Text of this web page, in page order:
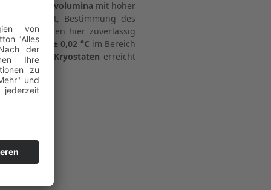
Badvoluminamit hoher
Bestimmung des
können hier zuverlässig
von ± 0,02 °C im Bereich
eines Kryostaten erreicht